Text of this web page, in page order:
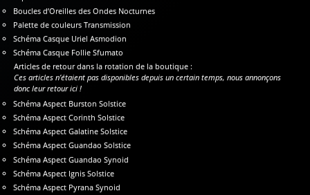
Boucles d’Oreilles des Ondes Nocturnes
Palette de couleurs Transmission
Schéma Casque Uriel Asmodion
Schéma Casque Follie Sfumato
Articles de retour dans la rotation de la boutique :
Ces articles n’étaient pas disponibles depuis un certain temps, nous annonçons
donc leur retour ici !
Schéma Aspect Burston Solstice
Schéma Aspect Corinth Solstice
Schéma Aspect Galatine Solstice
Schéma Aspect Guandao Solstice
Schéma Aspect Guandao Synoid
Schéma Aspect Ignis Solstice
Schéma Aspect Pyrana Synoid